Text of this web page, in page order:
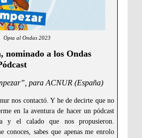
Opta al Ondas 2023
nominado a los Ondas
para ACNUR (España)
nos contactó. Y he de decirte que no
en la aventura de hacer un pódcast
y el calado que nos propusieron.
conoces, sabes que apenas me enrolo